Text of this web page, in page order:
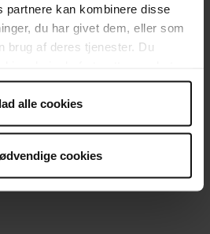
partnere kan kombinere disse
du har givet dem, eller som
brug af deres tjenester. Du
alle cookies
cookies
og medlemskab